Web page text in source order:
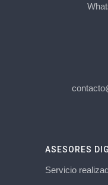
ASESORES
Servicio